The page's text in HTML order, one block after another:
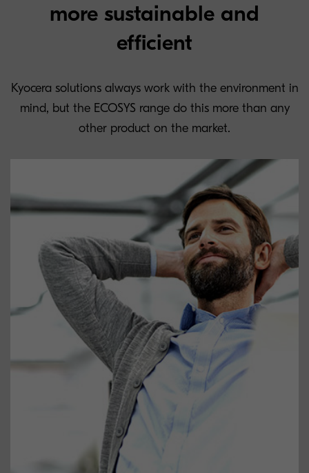
more sustainable and
efficient
Kyocera solutions always work with the environment in
mind, but the ECOSYS range do this more than any
other product on the market.